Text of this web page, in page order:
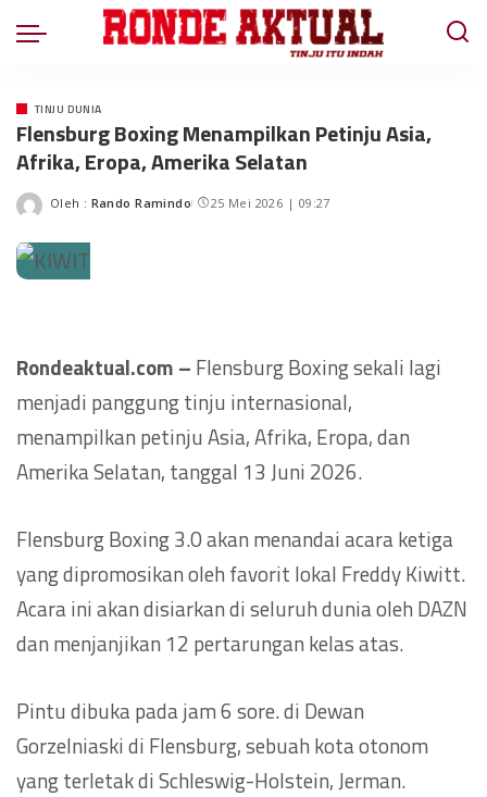
TINJU DUNIA
Flensburg Boxing Menampilkan Petinju Asia,
Afrika, Eropa, Amerika Selatan
Oleh : Rando Ramindo 25 Mei 2026 | 09:27
Rondeaktual.com – Flensburg Boxing sekali lagi
menjadi panggung tinju internasional,
menampilkan petinju Asia, Afrika, Eropa, dan
Amerika Selatan, tanggal 13 Juni 2026.
Flensburg Boxing 3.0 akan menandai acara ketiga
yang dipromosikan oleh favorit lokal Freddy Kiwitt.
Acara ini akan disiarkan di seluruh dunia oleh DAZN
dan menjanjikan 12 pertarungan kelas atas.
Pintu dibuka pada jam 6 sore. di Dewan
Gorzelniaski di Flensburg, sebuah kota otonom
yang terletak di Schleswig-Holstein, Jerman.